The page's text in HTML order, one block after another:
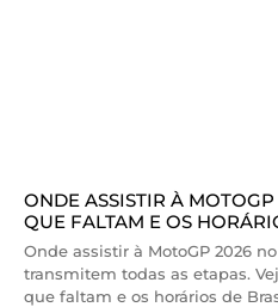
ONDE ASSISTIR À MOTOGP
QUE FALTAM E OS
Onde assistir à MotoGP 2026
transmitem todas as etapas.
que faltam e os horários de